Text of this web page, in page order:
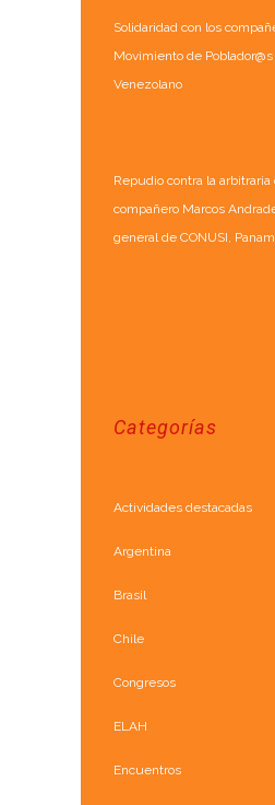
Solidaridad con los
Movimiento de
Venezolano
Repudio contra la
compañero Marcos
general de CONUSI,
Categorías
Actividades destacadas
Argentina
Brasil
Chile
Congresos
ELAH
Encuentros